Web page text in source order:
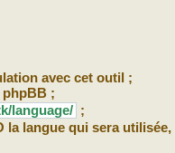
avec cet outil ;
phpBB ;
language/ ;
la langue qui sera utilisée,